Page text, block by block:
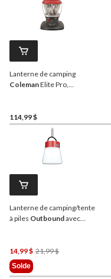
Lanterne de camping
ColemanElite Pro,
manchon, 1000 lumens
114,99 $
Lanterne de camping/tente
à piles Outboundavec
14,99 $ 21,99 $Prix
21,99 $
Solde